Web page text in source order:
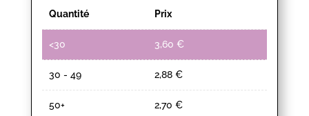
Quantité Prix
<30 3,60 €
30 - 49 2,88 €
50+ 2,70 €